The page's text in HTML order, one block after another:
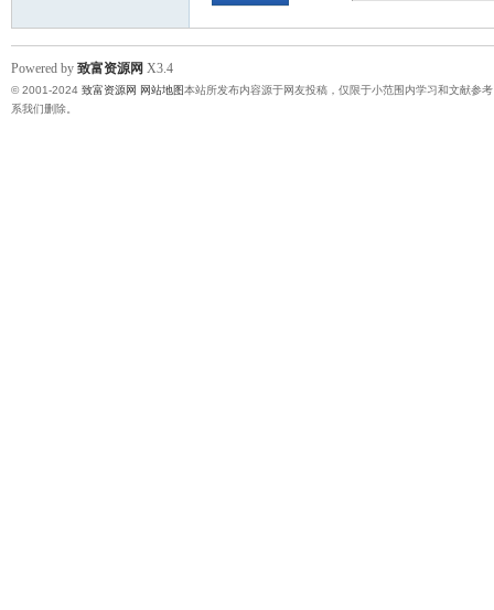
Powered by 致富资源网 X3.4
© 2001-2024 致富资源网 网站地图本站所发布内容源于网友投稿，仅限于小范围内学习和文献参
系我们删除。